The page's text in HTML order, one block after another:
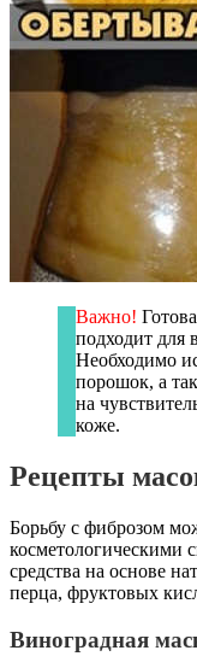
Важно!
подходит для
Необходимо
порошок, а
на
коже.
Рецепты
Борьбу с фиброзом
косметологическими
средства на основе
перца, фруктовых
Виноградная